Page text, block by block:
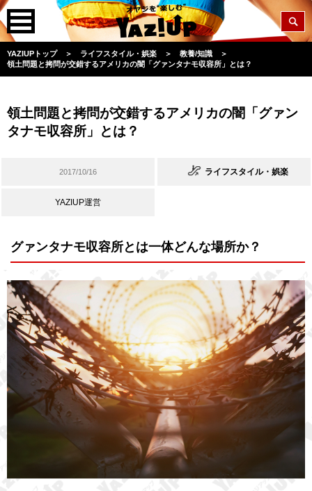
YAZIUPトップ ＞ ライフスタイル・娯楽 ＞ 教養/知識
＞
領土問題と拷問が交錯するアメリカの闇「グァンタナモ収容所」とは？
領土問題と拷問が交錯するアメリカの闇「グァン
タナモ収容所」とは？
2017/10/16 ライフスタイル・娯楽
YAZIUP運営
グァンタナモ収容所とは一体どんな場所か？